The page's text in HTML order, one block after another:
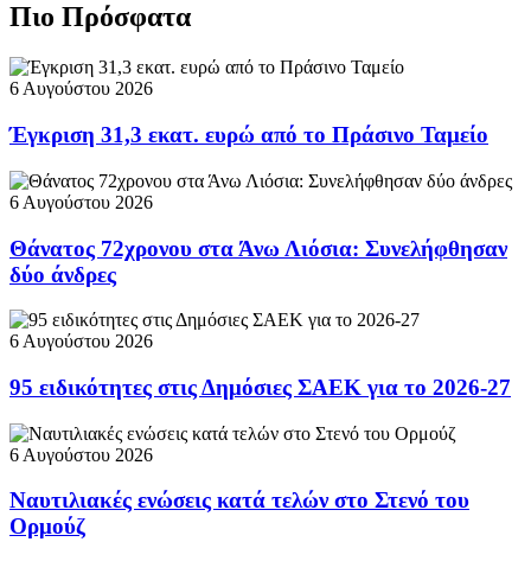
Πιο Πρόσφατα
6 Αυγούστου 2026
Έγκριση 31,3 εκατ. ευρώ από το Πράσινο Ταμείο
6 Αυγούστου 2026
Θάνατος 72χρονου στα Άνω Λιόσια: Συνελήφθησαν
δύο άνδρες
6 Αυγούστου 2026
95 ειδικότητες στις Δημόσιες ΣΑΕΚ για το 2026-27
6 Αυγούστου 2026
Ναυτιλιακές ενώσεις κατά τελών στο Στενό του
Ορμούζ